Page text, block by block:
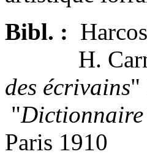
Bibl. : Harcos
H.
des écrivains"
"
Paris 1910